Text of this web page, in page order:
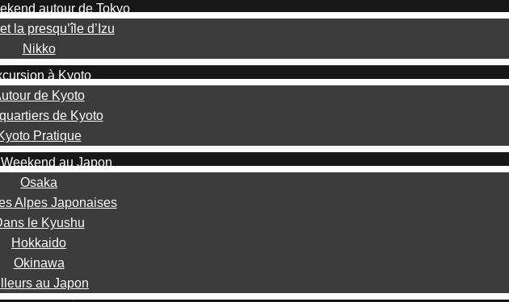
autour de Tokyo
la presqu’île d’Izu
Nikko
à Kyoto
de Kyoto
de Kyoto
Pratique
au Japon
Osaka
Alpes Japonaises
le Kyushu
Hokkaido
Okinawa
au Japon